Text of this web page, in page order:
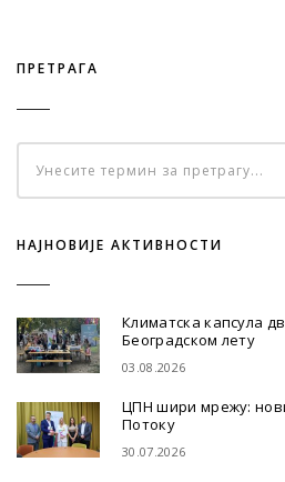
ПРЕТРАГА
НАЈНОВИЈЕ АКТИВНОСТИ
Климатска капсула
Београдском лету
03.08.2026
ЦПН шири мрежу:
Потоку
30.07.2026